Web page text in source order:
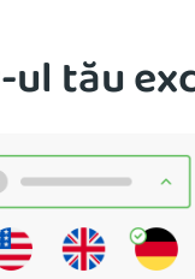
ul tău